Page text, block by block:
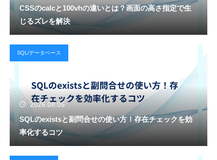
CSSのcalcと100vhの違いとは？画面の高さ指定で生
じるズレを解決
SQL/データベース
2026.08.05
SQLのexistsと副問合せの使い方！存在チェックを効
率化するコツ